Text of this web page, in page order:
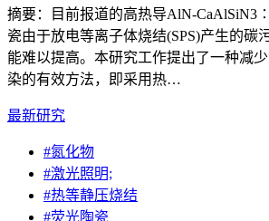
摘要：目前报道的高热导AlN-
瓷由于放电等离子体烧结(SPS)产生的碳
能难以提高。本研究工作提出了一种减
染的有效方法，即采用热…
最新研究
#氮化物
#激光照明;
#热等静压烧结
#荧光陶瓷